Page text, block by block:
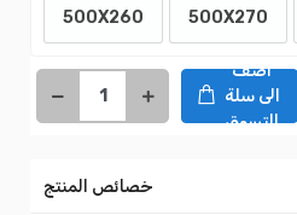
500X260 500X270
اضف
الى سلة
التسوق
خصائص المنتج